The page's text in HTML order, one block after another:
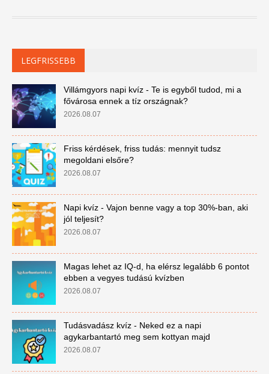
LEGFRISSEBB
Villámgyors napi kvíz - Te is egyből tudod, mi a
fővárosa ennek a tíz országnak?
2026.08.07
Friss kérdések, friss tudás: mennyit tudsz
megoldani elsőre?
2026.08.07
Napi kvíz - Vajon benne vagy a top 30%-ban, aki
jól teljesít?
2026.08.07
Magas lehet az IQ-d, ha elérsz legalább 6 pontot
ebben a vegyes tudású kvízben
2026.08.07
Tudásvadász kvíz - Neked ez a napi
agykarbantartó meg sem kottyan majd
2026.08.07